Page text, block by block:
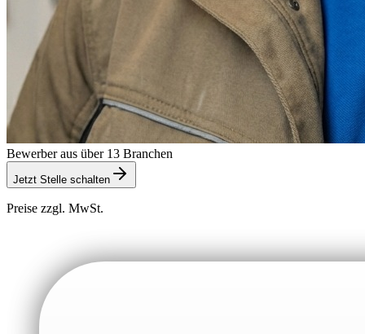
Bewerber aus über 13 Branchen
Jetzt Stelle schalten
Preise zzgl. MwSt.